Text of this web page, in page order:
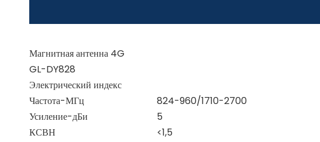
Магнитная антенна 4G
GL-DY828
Электрический индекс
Частота-МГц
824-960/1710-2700
Усиление-дБи
5
КСВН
<1,5